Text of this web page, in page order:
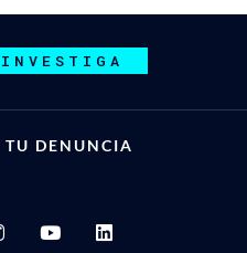
INVESTIGA
DENUNCIA